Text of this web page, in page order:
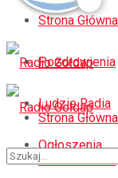
Strona Główna
Pozdrowienia
Ludzie Radia
Ogłoszenia
Strona Główna
Pozdrowienia